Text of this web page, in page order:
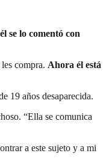
se lo comentó con
compra. Ahora él está
19 años desaparecida.
“Ella se comunica
a este sujeto y a mi